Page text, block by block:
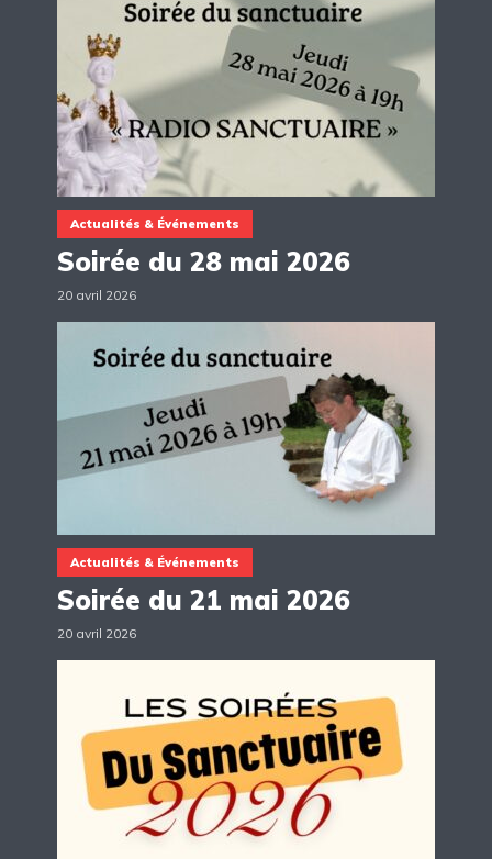
Actualités & Événements
Soirée du 28 mai 2026
20 avril 2026
Actualités & Événements
Soirée du 21 mai 2026
20 avril 2026